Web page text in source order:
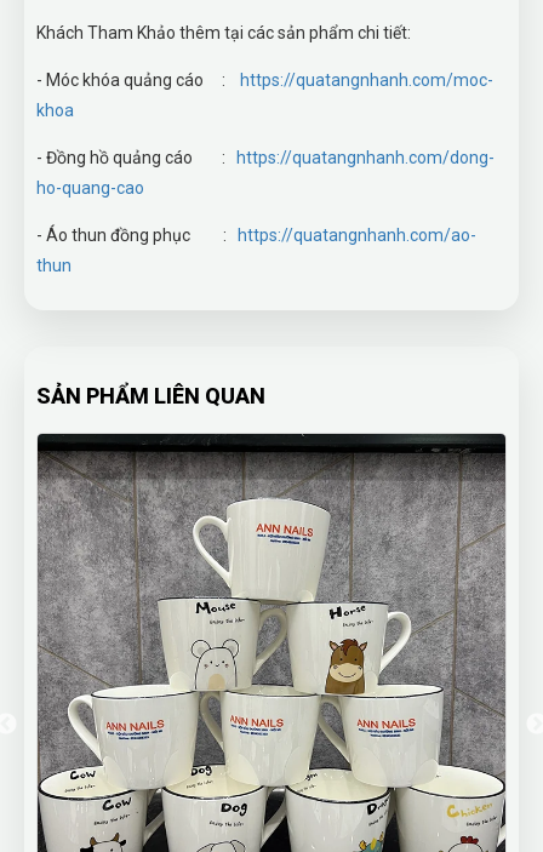
Khách Tham Khảo thêm tại các sản phẩm chi tiết:
- Móc khóa quảng cáo :
https://quatangnhanh.com/moc-
khoa
- Đồng hồ quảng cáo :
https://quatangnhanh.com/dong-
ho-quang-cao
- Áo thun đồng phục :
https://quatangnhanh.com/ao-
thun
SẢN PHẨM LIÊN QUAN